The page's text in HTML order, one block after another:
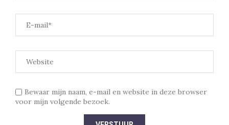
Bewaar mijn naam, e-mail en website in deze browser
voor mijn volgende bezoek.